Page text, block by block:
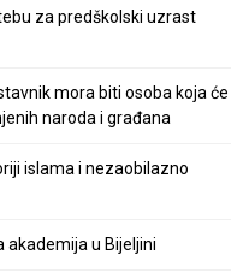
za predškolski uzrast
mora biti osoba koja će
naroda i građana
islama i nezaobilazno
akademija u Bijeljini